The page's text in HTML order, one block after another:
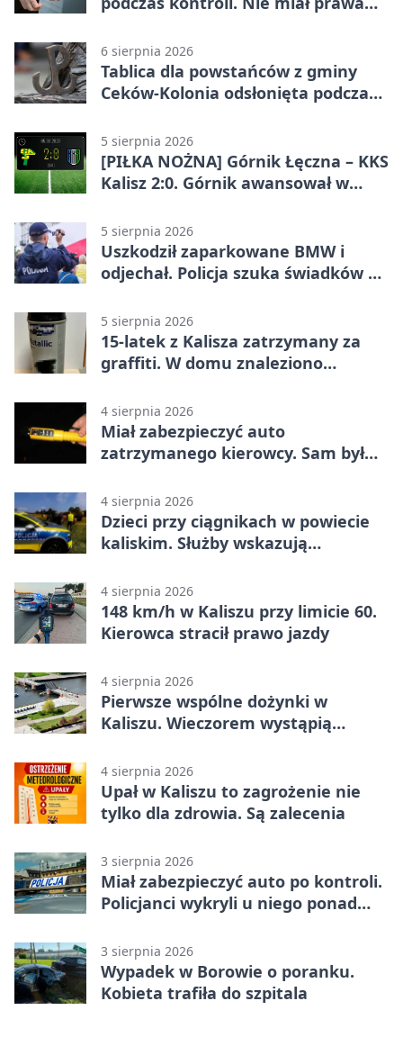
6 sierpnia 2026
Tablica dla powstańców z gminy
Ceków-Kolonia odsłonięta podczas
5 sierpnia 2026
[PIŁKA NOŻNA] Górnik Łęczna – KKS
Kalisz 2:0. Górnik awansował w
5 sierpnia 2026
Uszkodził zaparkowane BMW i
odjechał. Policja szuka świadków w
5 sierpnia 2026
15-latek z Kalisza zatrzymany za
graffiti. W domu znaleziono
4 sierpnia 2026
Miał zabezpieczyć auto
zatrzymanego kierowcy. Sam był
4 sierpnia 2026
Dzieci przy ciągnikach w powiecie
kaliskim. Służby wskazują
4 sierpnia 2026
148 km/h w Kaliszu przy limicie 60.
Kierowca stracił prawo jazdy
4 sierpnia 2026
Pierwsze wspólne dożynki w
Kaliszu. Wieczorem wystąpią
4 sierpnia 2026
Upał w Kaliszu to zagrożenie nie
tylko dla zdrowia. Są zalecenia
3 sierpnia 2026
Miał zabezpieczyć auto po kontroli.
Policjanci wykryli u niego ponad
3 sierpnia 2026
Wypadek w Borowie o poranku.
Kobieta trafiła do szpitala